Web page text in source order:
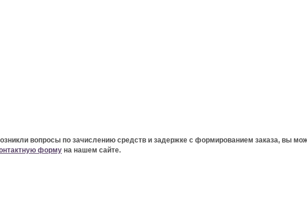
вопросы по зачислению средств и задержке с формированием заказа, вы
форму на нашем сайте.